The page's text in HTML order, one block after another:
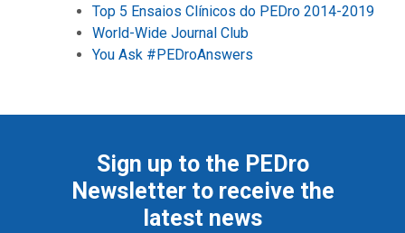
Top 5 Ensaios Clínicos do PEDro 2014-2019
World-Wide Journal Club
You Ask #PEDroAnswers
Sign up to the PEDro
Newsletter to receive the
latest news